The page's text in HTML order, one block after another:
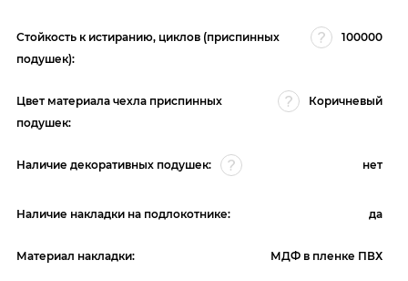
Стойкость к истиранию, циклов (приспинных
подушек):
100000
Цвет материала чехла приспинных
подушек:
Коричневый
Наличие декоративных подушек: нет
Наличие накладки на подлокотнике: да
Материал накладки: МДФ в пленке ПВХ